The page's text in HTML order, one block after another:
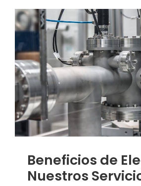
Beneficios de
Nuestros